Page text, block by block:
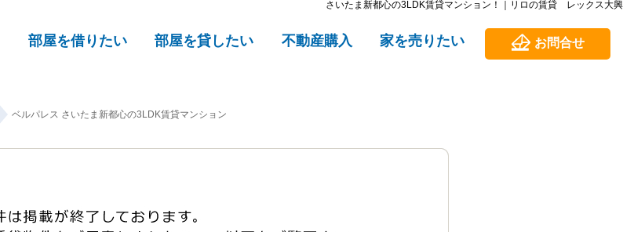
さいたま新都心の3LDK賃貸マンション！｜リロの賃貸 レックス大興
部屋を借りたい 部屋を貸したい 不動産購入 家を売りたい お問合せ
ベルパレス さいたま新都心の3LDK賃貸マンション